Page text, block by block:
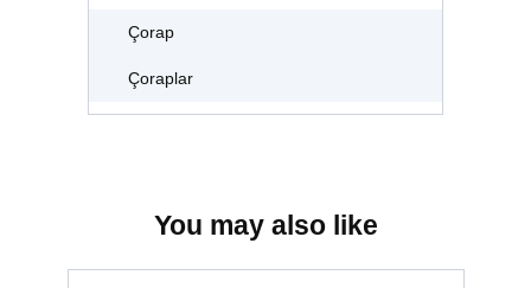
Çorap
Çoraplar
You may also like